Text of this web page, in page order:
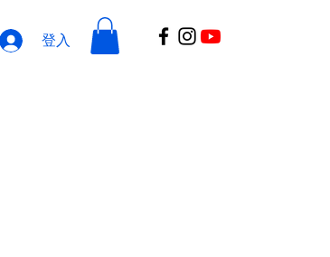
登入